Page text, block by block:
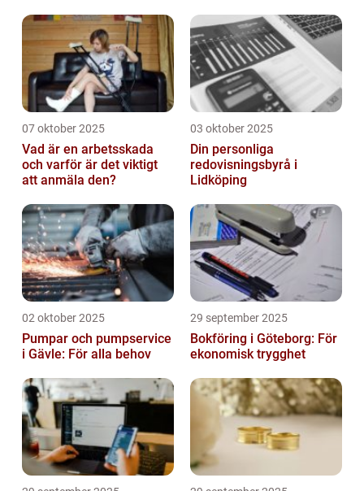
07 oktober 2025
Vad är en arbetsskada
och varför är det viktigt
att anmäla den?
03 oktober 2025
Din personliga
redovisningsbyrå i
Lidköping
02 oktober 2025
Pumpar och pumpservice
i Gävle: För alla behov
29 september 2025
Bokföring i Göteborg: För
ekonomisk trygghet